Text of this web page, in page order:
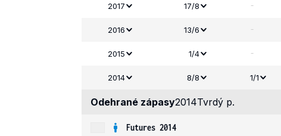
2017 17/8 -
2016 13/6 -
2015 1/4 -
2014 8/8 1/1
Odehrané zápasy2014Tvrdý p.
Futures 2014